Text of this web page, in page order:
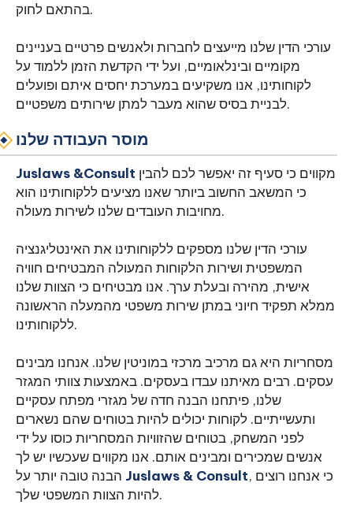
בהתאם לחוק.
עורכי הדין שלנו מייעצים לחברות ולאנשים פרטיים בעניינים
מקומיים ובינלאומיים, ועל ידי הקדשת הזמן ללמוד על
לקוחותינו, אנו משקיעים במערכת יחסים איתם ופועלים
לבניית בסיס שהוא מעבר למתן שירותים משפטיים.
מוסר העבודה שלנו
Juslaws &Consult
כי המשאב החשוב ביותר שאנו מציעים ללקוחותינו הוא
מחויבות העובדים שלנו לשירות מעולה.
עורכי הדין שלנו מספקים ללקוחותינו את האינטליגנציה
המשפטית ושירות הלקוחות המעולה המבטיחים חוויה
אישית, מהירה ובעלת ערך. אנו מבטיחים כי הצוות שלנו
ממלא תפקיד חיוני במתן שירות משפטי מהמעלה הראשונה
ללקוחותינו.
מסחריות היא גם מרכיב מרכזי במוניטין שלנו. אנחנו מבינים
עסקים. רבים מאיתנו עבדו בעסקים. באמצעות צוותי המגזר
שלנו, פיתחנו הבנה חדה של מגזרי מפתח עסקיים
ותעשייתיים. לקוחות יכולים להיות בטוחים שהם נשארים
לפני המשחק, בטוחים שהזוויות המסחריות כוסו על ידי
אנשים שמכירים ומבינים אותם. אנו מקווים שעכשיו יש לך
Juslaws & Consult, כי אנחנו רוצים
להיות הצוות המשפטי שלך.